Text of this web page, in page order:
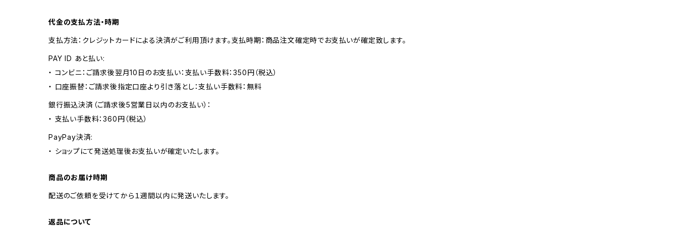
代金の支払方法・時期
支払方法：クレジットカードによる決済がご利用頂けます。支払時期：商品注文確定時でお支払いが確定致します。
PAY ID あと払い:
・ コンビニ：ご請求後翌月10日のお支払い：支払い手数料：350円（税込）
・ 口座振替：ご請求後指定口座より引き落とし：支払い手数料：無料
銀行振込決済（ご請求後5営業日以内のお支払い）：
・ 支払い手数料：360円（税込）
PayPay決済:
・ ショップにて発送処理後お支払いが確定いたします。
商品のお届け時期
配送のご依頼を受けてから１週間以内に発送いたします。
返品について